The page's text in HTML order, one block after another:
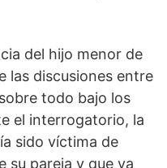
del hijo menor de
las discusiones entre
todo bajo los
el interrogatorio, la
sido víctima de
su pareja y que ya